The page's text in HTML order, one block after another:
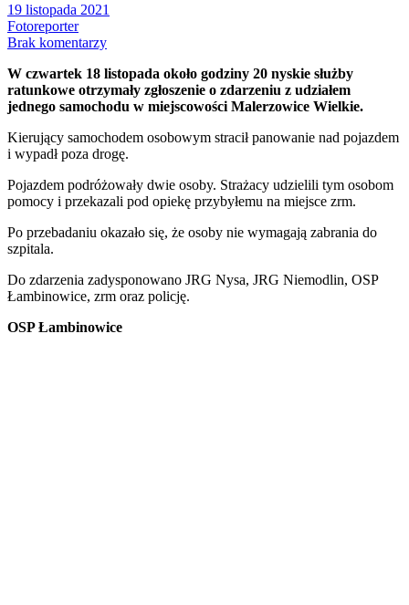
19 listopada 2021
Fotoreporter
Brak komentarzy
W czwartek 18 listopada około godziny 20 nyskie służby
ratunkowe otrzymały zgłoszenie o zdarzeniu z udziałem
jednego samochodu w miejscowości Malerzowice Wielkie.
Kierujący samochodem osobowym stracił panowanie nad pojazdem
i wypadł poza drogę.
Pojazdem podróżowały dwie osoby. Strażacy udzielili tym osobom
pomocy i przekazali pod opiekę przybyłemu na miejsce zrm.
Po przebadaniu okazało się, że osoby nie wymagają zabrania do
szpitala.
Do zdarzenia zadysponowano JRG Nysa, JRG Niemodlin, OSP
Łambinowice, zrm oraz policję.
OSP Łambinowice